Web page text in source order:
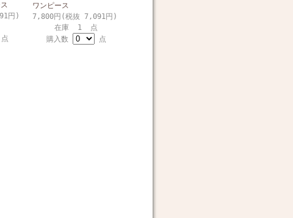
円)
点
ワンピース
7,800円(税抜 7,091円)
在庫 1 点
購入数
点